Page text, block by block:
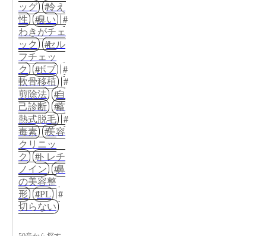
ッグ
冷え
性
臭い
わきがチェ
ック
セル
フチェッ
ク
ボブ
軟骨移植
剪除法
自
己診断
蓄
熱式脱毛
毒素
美容
クリニッ
ク
トレチ
ノイン
鼻
の美容整
形
IPL
切らない